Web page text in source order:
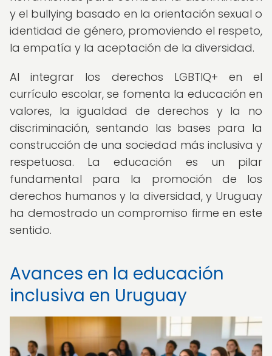
y el bullying basado en la orientación sexual o
identidad de género, promoviendo el respeto,
la empatía y la aceptación de la diversidad.
Al integrar los derechos LGBTIQ+ en el
currículo escolar, se fomenta la educación en
valores, la igualdad de derechos y la no
discriminación, sentando las bases para la
construcción de una sociedad más inclusiva y
respetuosa. La educación es un pilar
fundamental para la promoción de los
derechos humanos y la diversidad, y Uruguay
ha demostrado un compromiso firme en este
sentido.
Avances en la educación
inclusiva en Uruguay